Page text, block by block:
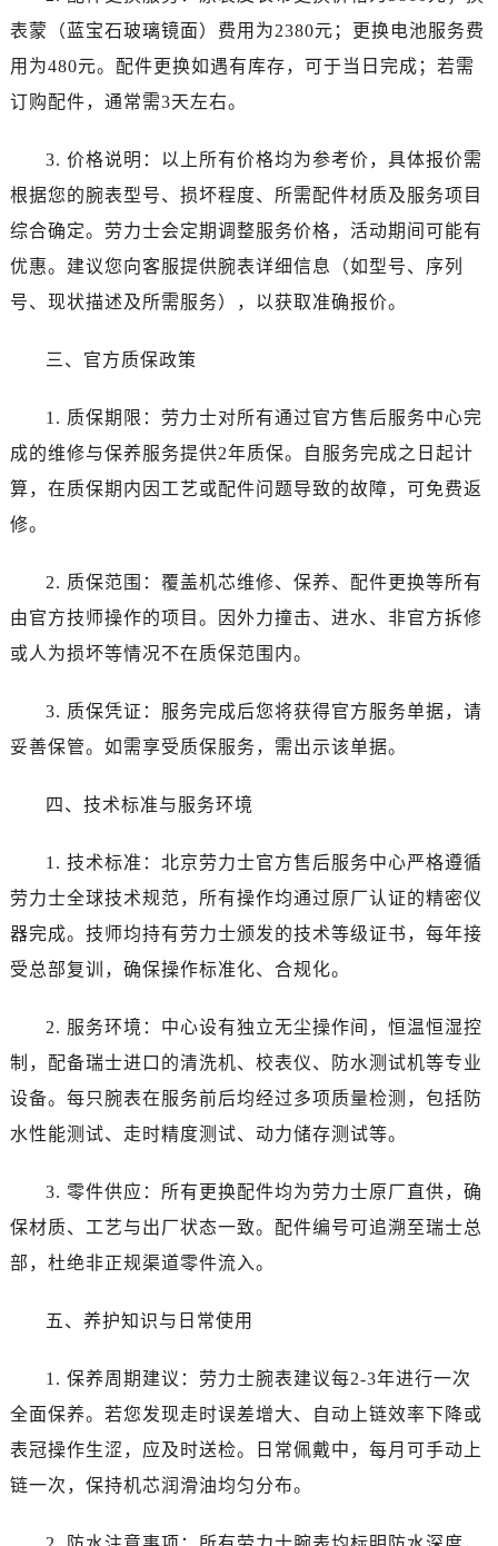
云南省临沧市临翔区世纪路劳力士售后服务中心（需提前预约）
云南省怒江傈僳族自治州泸水市人民路劳力士售后服务中心（需提前预约）
云南省普洱市思茅区振兴大道劳力士售后服务中心（需提前预约）
云南省西双版纳傣族自治州景洪市宣慰大道劳力士售后服务中心（需提前预约）
云南省玉溪市红塔区南北大街劳力士售后服务中心（需提前预约）
云南省昭通市昭阳区青年路劳力士售后服务中心（需提前预约）
重庆市江北区观音桥步行街2号融恒时代广场9层902室劳力士售后服务中心（需提前预约）
广东省佛山市禅城区季华五路57号万科金融中心C座12层1205室劳力士售后服务中心（需提前预约）
广东省东莞市东城街道鸿福东路1号民盈国贸中心T1写字楼9层907室劳力士售后服务中心（需提前预约）
安徽省合肥市蜀山区潜山路111号万象城华润大厦B座12楼03室劳力士售后服务中心（需提前预约）
山东省烟台市芝罘区胜利路139号万达金融中心A座907室劳力士售后服务中心（需提前预约）
海南省海口市龙华区金贸东路5号海口华润大厦B座17层1707室劳力士售后服务中心（需提前预约）
河北省唐山市路南区新华东道100号万达广场写字楼A座10层1002室劳力士售后服务中心（需提前预约）
兰州市七里河区西津西路16号兰州中心写字楼21层2102室劳力士售后服务中心（需提前预约）
节假日正常营业！
表蒙（蓝宝石玻璃镜面）费用为2380元；更换电池服务费
用为480元。配件更换如遇有库存，可于当日完成；若需
订购配件，通常需3天左右。
3. 价格说明：以上所有价格均为参考价，具体报价需
根据您的腕表型号、损坏程度、所需配件材质及服务项目
综合确定。劳力士会定期调整服务价格，活动期间可能有
优惠。建议您向客服提供腕表详细信息（如型号、序列
号、现状描述及所需服务），以获取准确报价。
三、官方质保政策
1. 质保期限：劳力士对所有通过官方售后服务中心完
成的维修与保养服务提供2年质保。自服务完成之日起计
算，在质保期内因工艺或配件问题导致的故障，可免费返
修。
2. 质保范围：覆盖机芯维修、保养、配件更换等所有
由官方技师操作的项目。因外力撞击、进水、非官方拆修
或人为损坏等情况不在质保范围内。
3. 质保凭证：服务完成后您将获得官方服务单据，请
妥善保管。如需享受质保服务，需出示该单据。
四、技术标准与服务环境
1. 技术标准：北京劳力士官方售后服务中心严格遵循
劳力士全球技术规范，所有操作均通过原厂认证的精密仪
器完成。技师均持有劳力士颁发的技术等级证书，每年接
受总部复训，确保操作标准化、合规化。
2. 服务环境：中心设有独立无尘操作间，恒温恒湿控
制，配备瑞士进口的清洗机、校表仪、防水测试机等专业
设备。每只腕表在服务前后均经过多项质量检测，包括防
水性能测试、走时精度测试、动力储存测试等。
3. 零件供应：所有更换配件均为劳力士原厂直供，确
保材质、工艺与出厂状态一致。配件编号可追溯至瑞士总
部，杜绝非正规渠道零件流入。
五、养护知识与日常使用
1. 保养周期建议：劳力士腕表建议每2-3年进行一次
全面保养。若您发现走时误差增大、自动上链效率下降或
表冠操作生涩，应及时送检。日常佩戴中，每月可手动上
链一次，保持机芯润滑油均匀分布。